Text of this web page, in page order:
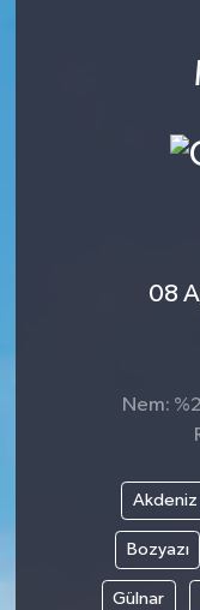
08
Nem:
Akdeniz
Bozyazı
Gülnar
ÖZEL HABER